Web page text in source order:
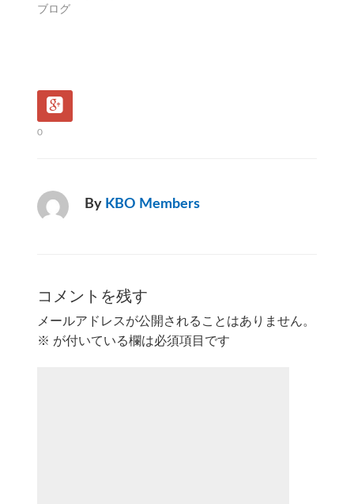
ブログ
0
By KBO Members
コメントを残す
メールアドレスが公開されることはありません。
※ が付いている欄は必須項目です